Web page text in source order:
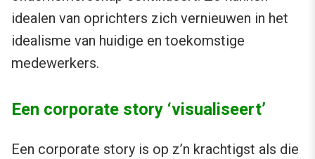
idealen van oprichters zich vernieuwen in het
idealisme van huidige en toekomstige
medewerkers.
Een corporate story ‘visualiseert’
Een corporate story is op z’n krachtigst als die